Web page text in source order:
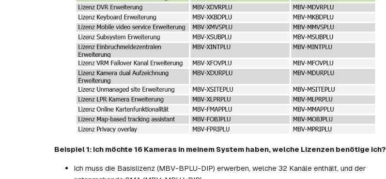
Beispiel 1: Ich möchte 16 Kameras in meinem System haben, welche Lizenzen benötige ich?
Ich muss die Basislizenz (MBV-BPLU-DIP) erwerben, welche 32 Kanäle enthält, und der